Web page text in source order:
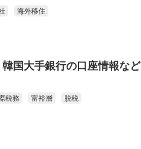
海外移住
国大手銀行の口座情報など
税務 富裕層 脱税